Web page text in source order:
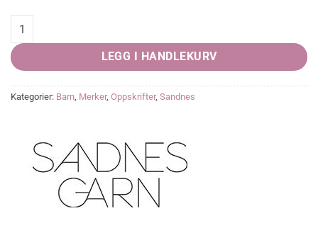
Tiril barnegenser med hullmønster quantity
LEGG I HANDLEKURV
Kategorier: Barn, Merker, Oppskrifter, Sandnes